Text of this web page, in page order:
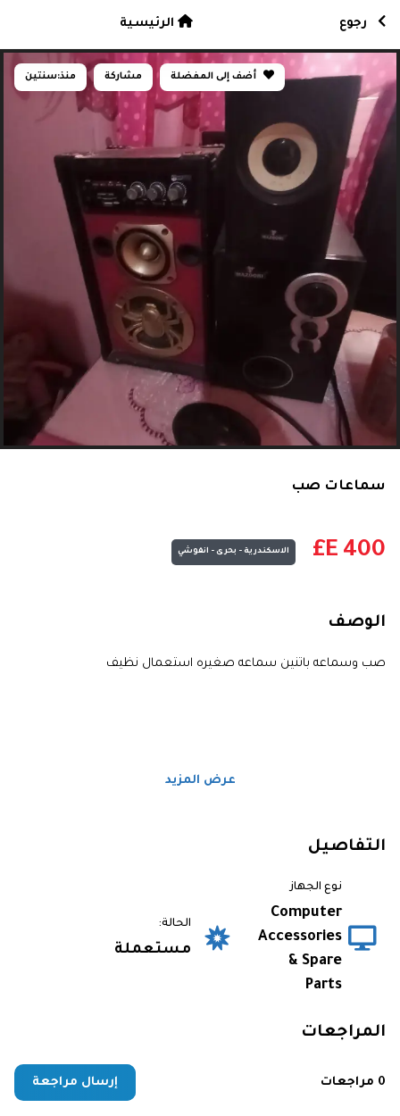
أضف إلى المفضلة مشاركة منذ:سنتين
سماعات صب
E£ 400 الاسكندرية - بحرى - انفوشي
الوصف
صب وسماعه باتنين سماعه صغيره استعمال نظيف
عرض المزيد
التفاصيل
نوع الجهاز
Computer
Accessories
& Spare
Parts
الحالة:
مستعملة
المراجعات
0 مراجعات إرسال مراجعة
رجوع الرئيسية